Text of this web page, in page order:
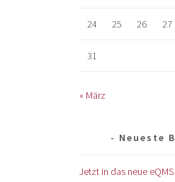
24 25 26 27
31
« März
Neueste
Jetzt in das neue